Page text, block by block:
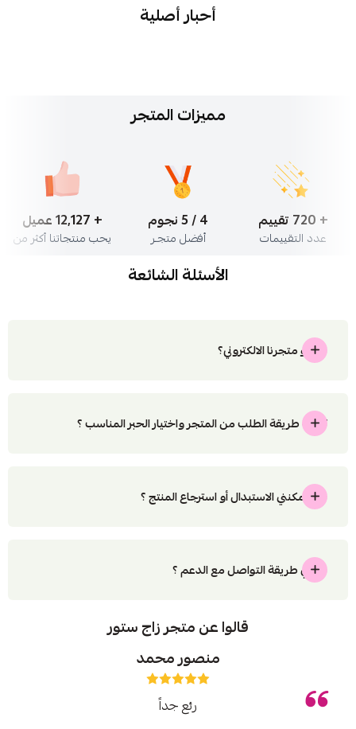
أحبار أصلية
مميزات المتجر
+ 849 تقييم
عدد التقييمات
5 / 5 نجوم
أفضل متجـر
+ 14,313 عميل
يحب منتجاتنا أكثر من
الأسئلة الشائعة
ما هو متجرنا الالكتروني؟
كيفية طريقة الطلب من المتجر واختيار الحبر المناسب ؟
هل يمكنني الاستبدال أو استرجاع المنتج ؟
ماهي طريقة التواصل مع الدعم ؟
قالوا عن متجر زاج ستور
منصور محمد
رئع جداً